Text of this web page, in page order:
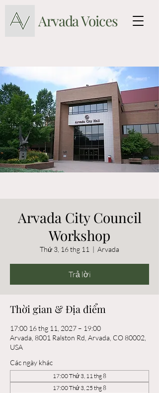
Arvada Voices
Arvada City Council
Workshop
Thứ 3, 16 thg 11
  |
Arvada
Trả lời
Thời gian & Địa điểm
17:00 16 thg 11, 2027 – 19:00
Arvada, 8001 Ralston Rd, Arvada, CO 80002,
USA
Các ngày khác
17:00 Thứ 3, 11 thg 8
17:00 Thứ 3, 25 thg 8